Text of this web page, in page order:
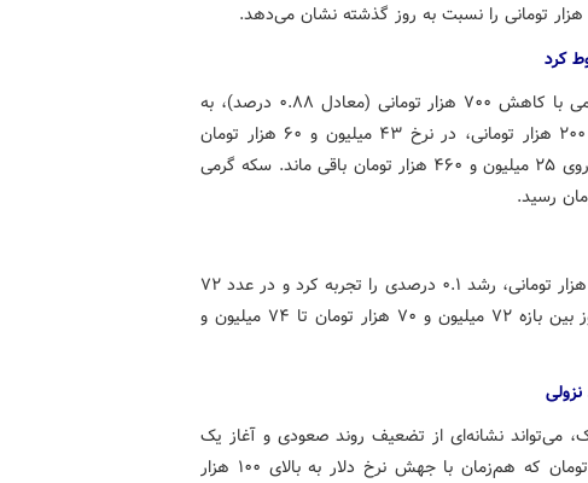
در بازار سکه نیز شاهد روندی عمدتاً نزولی بودیم. سکه امامی با کاهش ۷۰۰ هزار تومانی (معادل ۰.۸۸ درصد)، به
۷۹ میلیون و ۶۶۰ هزار تومان رسید. نیم سکه نیز با افت ۲۰۰ هزار تومانی، در نرخ ۴۳ میلیون و ۶۰ هزار تومان
تثبیت شد. ربع سکه بدون تغییر قیمتی نسبت به روز قبل، روی ۲۵ میلیون و ۴۶۰ هزار تومان باقی ماند. سکه گرمی
در بین انواع سکه، تنها سکه بهار آزادی با افزایش جزئی ۷۰ هزار تومانی، رشد ۰.۱ درصدی را تجربه کرد و در عدد ۷۲
میلیون و ۴۸۰ هزار تومان قرار گرفت. این سکه در طول روز بین بازه ۷۲ میلیون و ۷۰ هزار تومان تا ۷۴ میلیون و
می‌تواند نشانه‌ای از تضعیف روند صعودی و آغاز یک
مسیر نزولی باشد. سقف تاریخی ۱۰۳ میلیون و ۱۶۰ هزار تومان که هم‌زمان با جهش نرخ دلار به بالای ۱۰۰ هزار